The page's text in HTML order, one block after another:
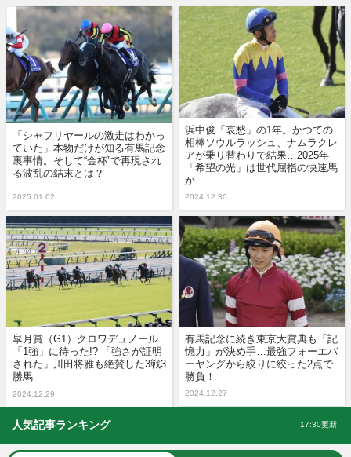
「シャフリヤールの激走はわかっ
ていた」本物だけが知る有馬記念
裏事情。そして“金杯”で再現され
る波乱の結末とは？
2025.01.02
浜中俊「哀愁」の1年。かつての
相棒ソウルラッシュ、ナムラクレ
アが乗り替わりで結果…2025年
「希望の光」は世代屈指の快速馬
か
2024.12.30
皐月賞（G1）クロワデュノール
「1強」に待った!? 「強さが証明
された」川田将雅も絶賛した3戦3
勝馬
2024.12.29
有馬記念に続き東京大賞典も「記
憶力」が決め手…最強フォーエバ
ーヤングから絞りに絞った2点で
勝負！
2024.12.27
人気記事ランキング 17:30更新